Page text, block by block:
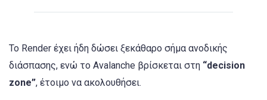
Το Render έχει ήδη δώσει ξεκάθαρο σήμα ανοδικής
διάσπασης, ενώ το Avalanche βρίσκεται στη “decision
zone”, έτοιμο να ακολουθήσει.